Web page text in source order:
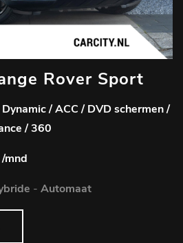
Rover Sport
/ ACC / DVD schermen /
/ 360
mnd
- Automaat